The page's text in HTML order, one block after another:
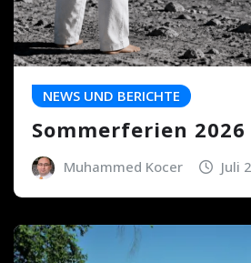
NEWS UND BERICHTE
Sommerferien 2026
Muhammed Kocer Juli